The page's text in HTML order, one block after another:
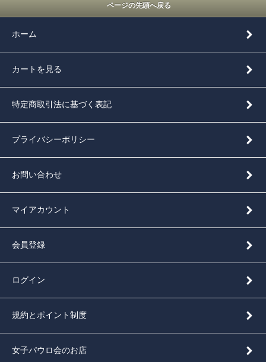
ページの先頭へ戻る
ホーム
カートを見る
特定商取引法に基づく表記
プライバシーポリシー
お問い合わせ
マイアカウント
会員登録
ログイン
規約とポイント制度
女子パウロ会のお店